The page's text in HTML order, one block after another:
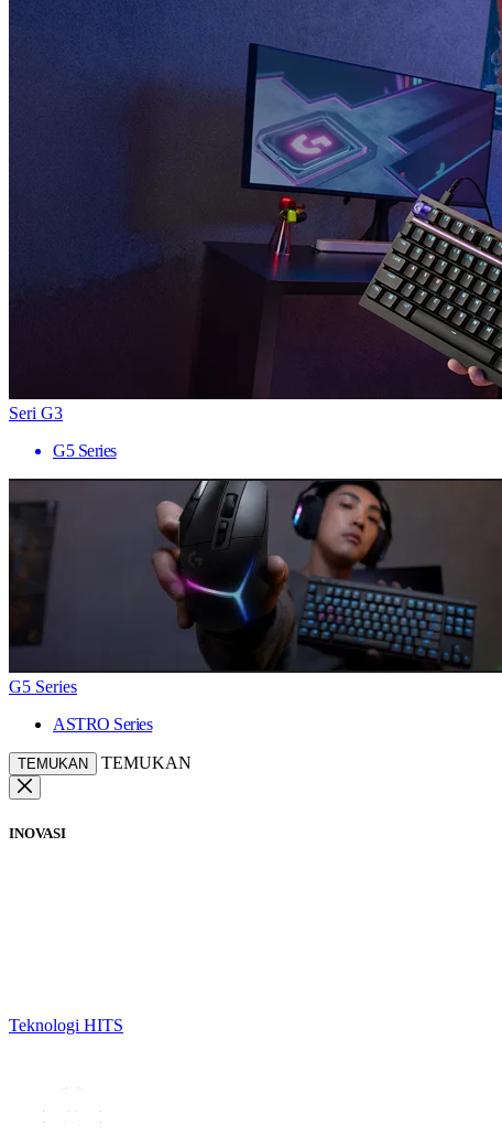
Seri G3
G5 Series
G5 Series
ASTRO Series
TEMUKAN TEMUKAN
INOVASI
Teknologi HITS